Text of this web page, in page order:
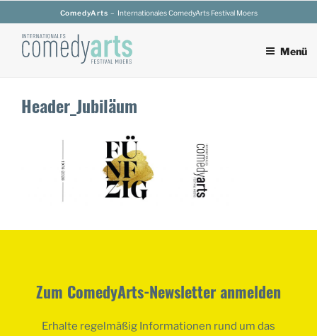
Inhalt
springen
ComedyArts – Internationales ComedyArts Festival Moers
Menü
Header_Jubiläum
Zum ComedyArts-Newsletter anmelden
Erhalte regelmäßig Informationen rund um das